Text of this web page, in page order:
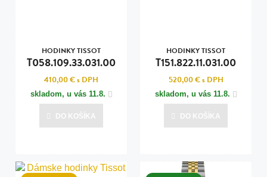
HODINKY TISSOT
T058.109.33.031.00
410,00 €s DPH
skladom, u vás 11.8.
DO KOŠÍKA
HODINKY TISSOT
T151.822.11.031.00
520,00 €s DPH
skladom, u vás 11.8.
DO KOŠÍKA